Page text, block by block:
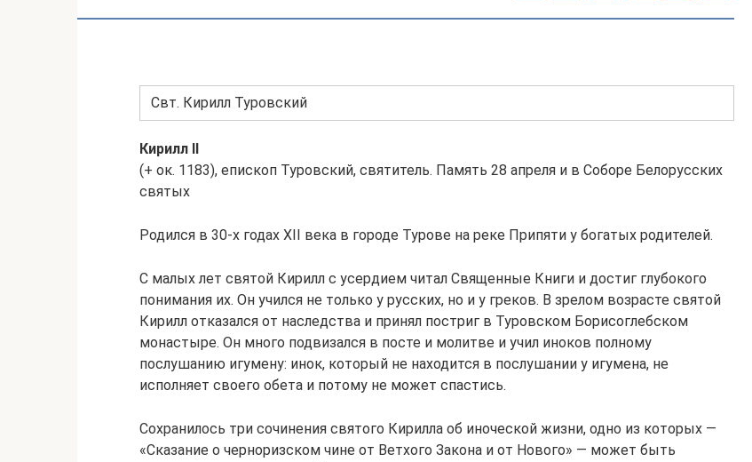
Свт. Кирилл Туровский
Кирилл II
(+ ок. 1183), епископ Туровский, святитель. Память 28 апреля и в Соборе Белорусских
святых
Родился в 30-х годах XII века в городе Турове на реке Припяти у богатых родителей.
С малых лет святой Кирилл с усердием читал Священные Книги и достиг глубокого
понимания их. Он учился не только у русских, но и у греков. В зрелом возрасте святой
Кирилл отказался от наследства и принял постриг в Туровском Борисоглебском
монастыре. Он много подвизался в посте и молитве и учил иноков полному
послушанию игумену: инок, который не находится в послушании у игумена, не
исполняет своего обета и потому не может спастись.
Сохранилось три сочинения святого Кирилла об иноческой жизни, одно из которых —
«Сказание о черноризском чине от Ветхого Закона и от Нового» — может быть